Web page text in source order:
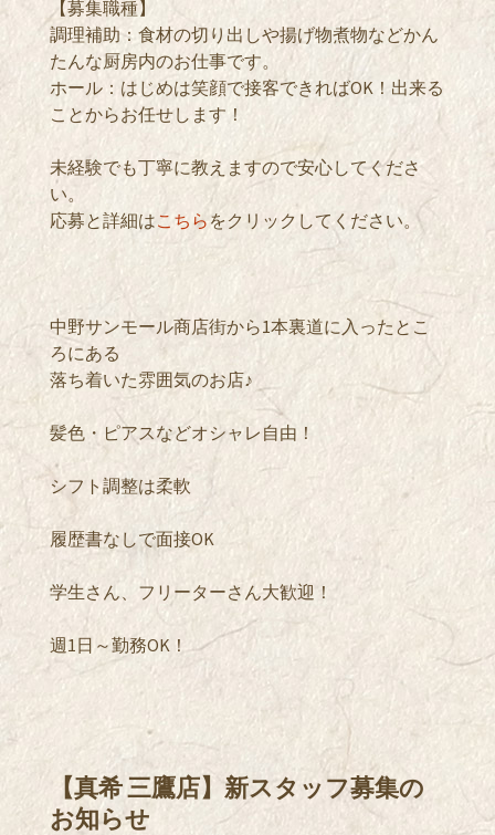
【募集職種】
調理補助：食材の切り出しや揚げ物煮物などかん
たんな厨房内のお仕事です。
ホール：はじめは笑顔で接客できればOK！出来る
ことからお任せします！
未経験でも丁寧に教えますので安心してくださ
い。
応募と詳細はこちらをクリックしてください。
中野サンモール商店街から1本裏道に入ったとこ
ろにある
落ち着いた雰囲気のお店♪
髪色・ピアスなどオシャレ自由！
シフト調整は柔軟
履歴書なしで面接OK
学生さん、フリーターさん大歓迎！
週1日～勤務OK！
【真希 三鷹店】新スタッフ募集の
お知らせ